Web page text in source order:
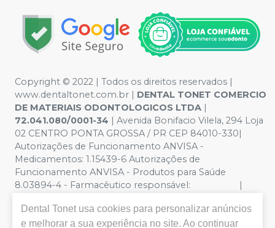
Copyright © 2022 | Todos os direitos reservados |
www.dentaltonet.com.br | DENTAL TONET COMERCIO
DE MATERIAIS ODONTOLOGICOS LTDA |
72.041.080/0001-34 | Avenida Bonifacio Vilela, 294 Loja
02 CENTRO PONTA GROSSA / PR CEP 84010-330|
Autorizações de Funcionamento ANVISA -
Medicamentos: 1.15439-6 Autorizações de
Funcionamento ANVISA - Produtos para Saúde
8.03894-4 - Farmacêutico responsável: |
ilustrativas - Os preços e condições da loja virtual estão
sujeitos a alterações. Em caso de divergência de preços
Dental Tonet usa cookies para personalizar anúncios
e melhorar a sua experiência no site. Ao continuar